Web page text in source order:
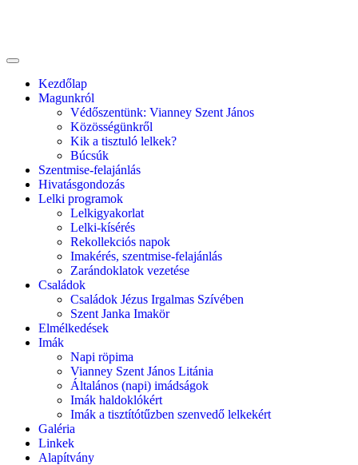
Kezdőlap
Magunkról
Védőszentünk: Vianney Szent János
Közösségünkről
Kik a tisztuló lelkek?
Búcsúk
Szentmise-felajánlás
Hivatásgondozás
Lelki programok
Lelkigyakorlat
Lelki-kísérés
Rekollekciós napok
Imakérés, szentmise-felajánlás
Zarándoklatok vezetése
Családok
Családok Jézus Irgalmas Szívében
Szent Janka Imakör
Elmélkedések
Imák
Napi röpima
Vianney Szent János Litánia
Általános (napi) imádságok
Imák haldoklókért
Imák a tisztítótűzben szenvedő lelkekért
Galéria
Linkek
Alapítvány